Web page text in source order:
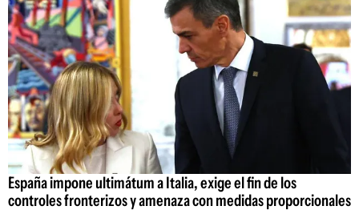
España impone ultimátum a Italia, exige el fin de los
controles fronterizos y amenaza con medidas proporcionales